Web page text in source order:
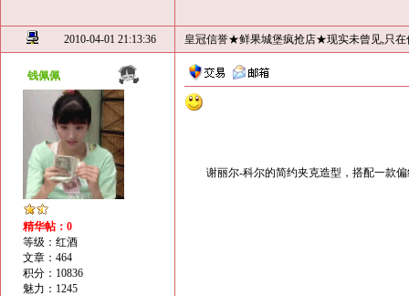
2010-04-01 21:13:36 皇冠信誉★鲜果城堡疯抢店★现实未曾见,只在
钱佩佩
精华帖：0
等级：红酒
文章：464
积分：10836
魅力：1245
谢丽尔-科尔的简约夹克造型，搭配一款偏